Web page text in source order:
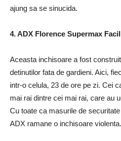
ajung sa se sinucida.
4. ADX Florence Supermax
Aceasta inchisoare a fost
detinutilor fata de gardieni. Aici,
intr-o celula, 23 de ore pe zi. Cei
mai rai dintre cei mai rai, care au
Cu toate ca masurile de
ADX ramane o inchisoare violenta.